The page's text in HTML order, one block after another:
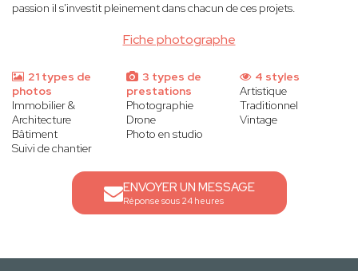
Fiche photographe
passion il s'investit pleinement dans chacun de ces projets.
21 types de
photos
Immobilier &
Architecture
Bâtiment
Suivi de chantier
3 types de
prestations
Photographie
Drone
Photo en studio
4 styles
Artistique
Traditionnel
Vintage
ENVOYER UN MESSAGE
Réponse sous 24 heures